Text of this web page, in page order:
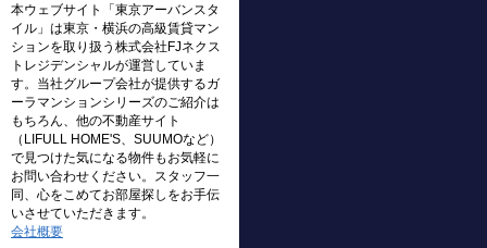
本ウェブサイト「東京アーバンスタ
イル」は東京・横浜の高級賃貸マン
ションを取り扱う株式会社FJネクス
トレジデンシャルが運営していま
す。当社グループ会社が提供するガ
ーラマンションシリーズのご紹介は
もちろん、他の不動産サイト
（LIFULL HOME'S、SUUMOなど）
で見つけた気になる物件もお気軽に
お問い合わせください。スタッフ一
同、心をこめてお部屋探しをお手伝
いさせていただきます。
会社概要